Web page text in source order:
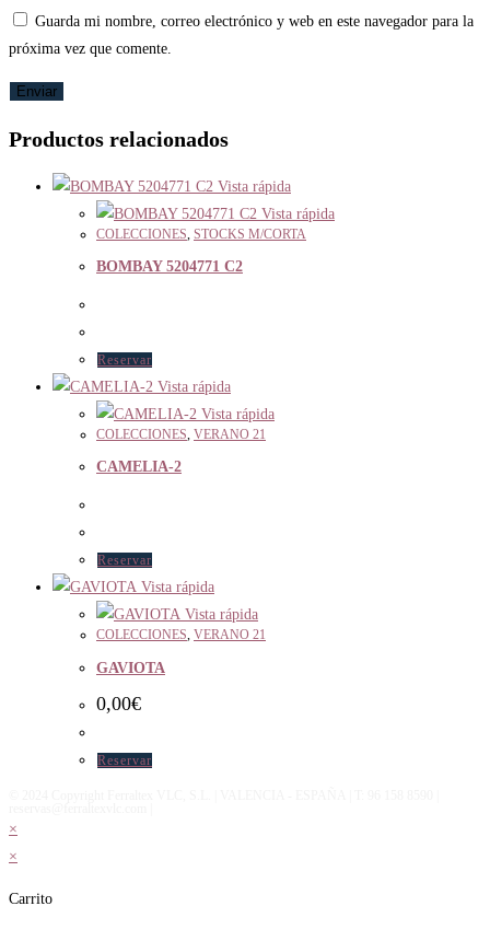
Guarda mi nombre, correo electrónico y web en este navegador para la
próxima vez que comente.
Productos relacionados
Vista rápida
Vista rápida
COLECCIONES STOCKS M/CORTA
BOMBAY 5204771 C2
Reservar
Vista rápida
Vista rápida
COLECCIONES VERANO 21
CAMELIA-2
Reservar
Vista rápida
Vista rápida
COLECCIONES, VERANO 21
GAVIOTA
0,00€
Reservar
×
×
Carrito